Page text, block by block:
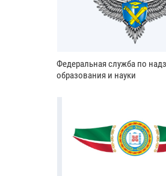
Федеральная служба по
образования и науки